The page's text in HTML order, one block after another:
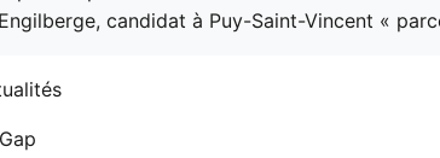
candidat à Puy-Saint-Vincent «